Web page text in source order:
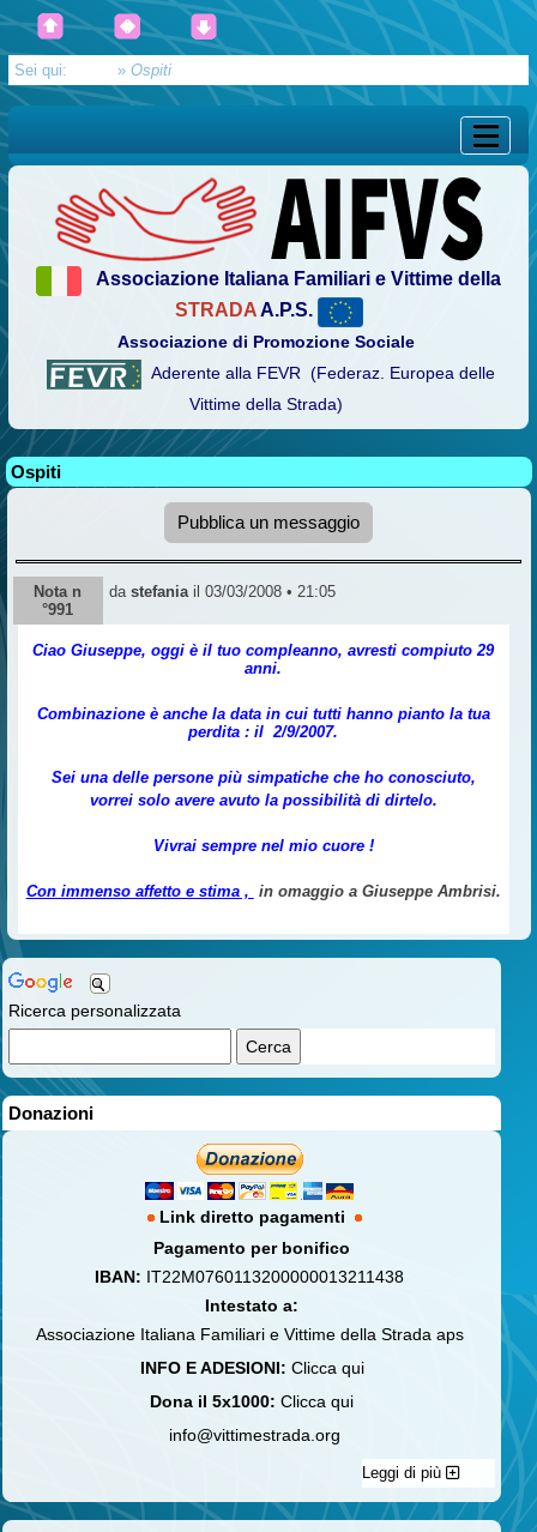
Sei qui: » Ospiti
Associazione Italiana Familiari e Vittime della
STRADAA.P.S.
Associazione di Promozione Sociale
Aderente alla FEVR (Federaz. Europea delle
Vittime della Strada)
Ricerca personalizzata
Donazioni
Link diretto pagamenti
Pagamento per bonifico
IBAN: IT22M0760113200000013211438
Intestato a:
Associazione Italiana Familiari e Vittime della Strada aps
INFO E ADESIONI: Clicca qui
Dona il 5x1000: Clicca qui
info@vittimestrada.org
Leggi di più
Ospiti
Pubblica un messaggio
Nota n
°991
da stefaniail 03/03/2008 • 21:05
Ciao Giuseppe, oggi è il tuo compleanno, avresti compiuto 29
anni.
Combinazione è anche la data in cui tutti hanno pianto la tua
perdita : il 2/9/2007.
Sei una delle persone più simpatiche che ho conosciuto,
vorrei solo avere avuto la possibilità di dirtelo.
Vivrai sempre nel mio cuore !
Con immenso affetto e stima , in omaggio a Giuseppe Ambrisi.